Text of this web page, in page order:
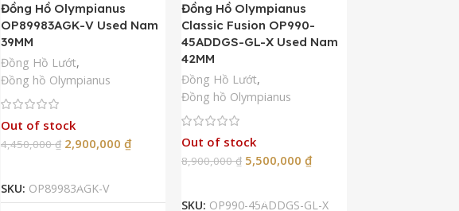
Đồng Hồ Olympianus
OP89983AGK-V Used Nam
39MM
Đồng Hồ Lướt,
Đồng hồ Olympianus
Out of stock
4,450,000₫ 2,900,000 ₫
SKU: OP89983AGK-V
Đồng Hồ Olympianus
Classic Fusion OP990-
45ADDGS-GL-X Used Nam
42MM
Đồng Hồ Lướt,
Đồng hồ Olympianus
Out of stock
8,900,000₫ 5,500,000 ₫
SKU: OP990-45ADDGS-GL-X